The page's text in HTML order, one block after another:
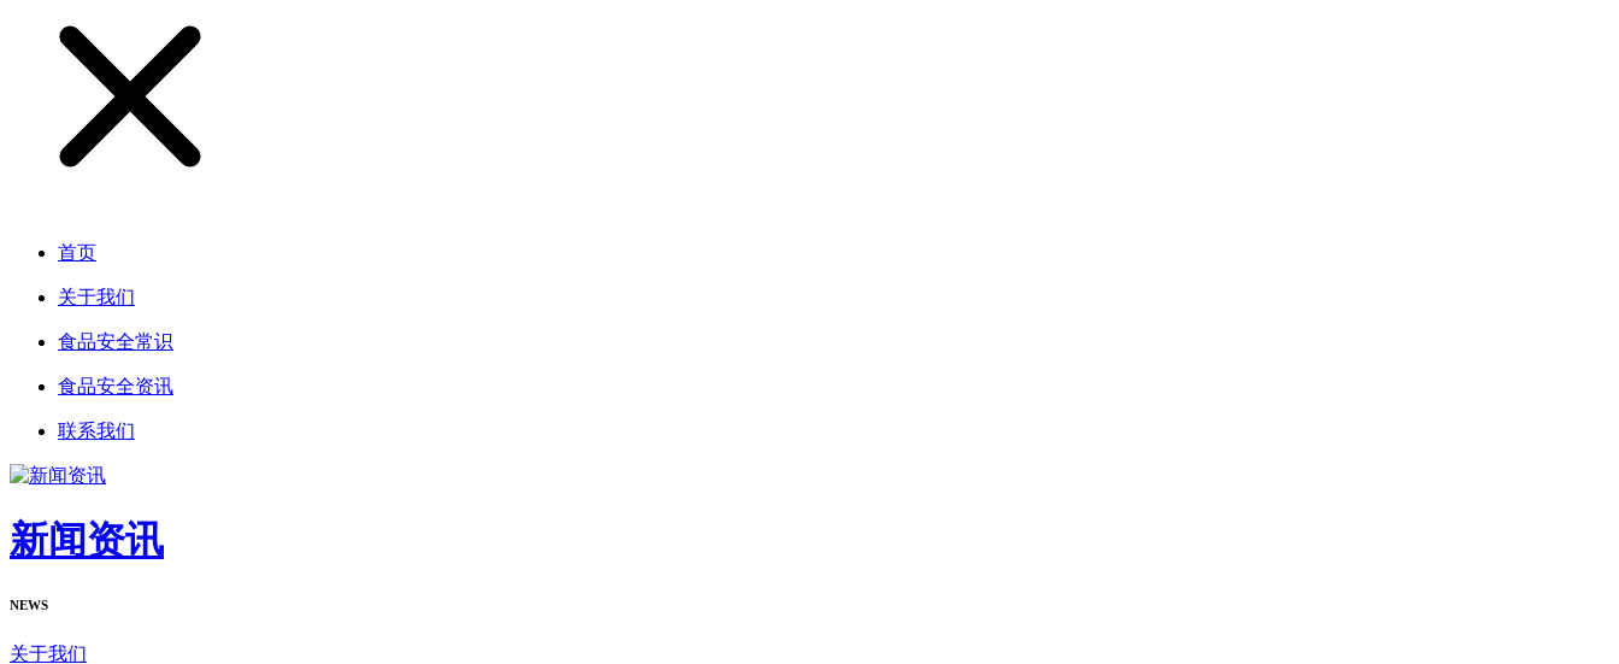
首页
关于我们
食品安全常识
食品安全资讯
联系我们
新闻资讯
NEWS
关于我们